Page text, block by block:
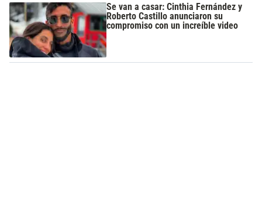
Se van a casar: Cinthia Fernández y
Roberto Castillo anunciaron su
compromiso con un increíble video